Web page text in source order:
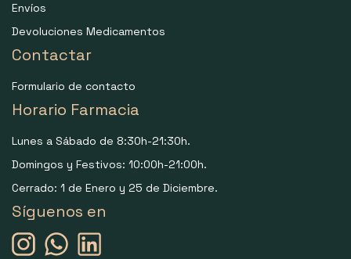
Envíos
Devoluciones Medicamentos
Contactar
Formulario de contacto
Horario Farmacia
Lunes a Sábado de 8:30h-21:30h.
Domingos y Festivos: 10:00h-21:00h.
Cerrado: 1 de Enero y 25 de Diciembre.
Síguenos en